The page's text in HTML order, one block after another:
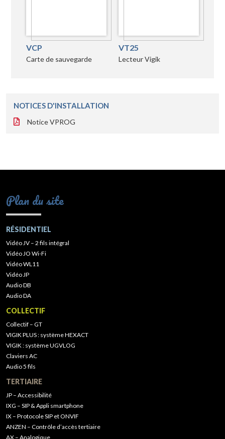
VCP
Carte de sauvegarde
VT25
Lecteur Vigik
NOTICES D'INSTALLATION
Notice VPROG
Plan du site
RÉSIDENTIEL
Vidéo JV – 2 fils intégral
Vidéo JO Wi-Fi
Vidéo WL11
Vidéo JP
Audio DB
Audio DA
COLLECTIF
Collectif – GT
VIGIK PLUS : système HEXACT
VIGIK : système UGVLOG
Claviers AC
Audio 5 fils
TERTIAIRE
JP – Accessibilité
IXG – SIP & Appli smartphone
IX – Protocole SIP et ONVIF
ANZEN – Contrôle d’accès tertiaire
AX – Analogique